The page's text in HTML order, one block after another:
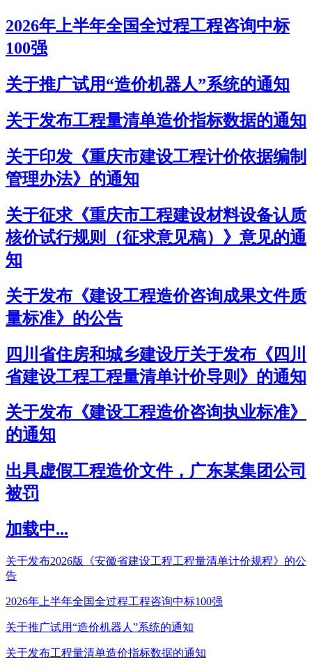
2026年上半年全国全过程工程咨询中标
100强
关于推广试用“造价机器人”系统的通知
关于发布工程量清单造价指标数据的通知
关于印发《重庆市建设工程计价依据编制
管理办法》的通知
关于征求《重庆市工程建设材料设备认质
核价试行规则（征求意见稿）》意见的通
知
关于发布《建设工程造价咨询成果文件质
量标准》的公告
四川省住房和城乡建设厅关于发布《四川
省建设工程工程量清单计价导则》的通知
关于发布《建设工程造价咨询执业标准》
的通知
出具虚假工程造价文件，广东某集团公司
被罚
加载中...
关于发布2026版《安徽省建设工程工程量清单计价规程》的公
告
2026年上半年全国全过程工程咨询中标100强
关于推广试用“造价机器人”系统的通知
关于发布工程量清单造价指标数据的通知